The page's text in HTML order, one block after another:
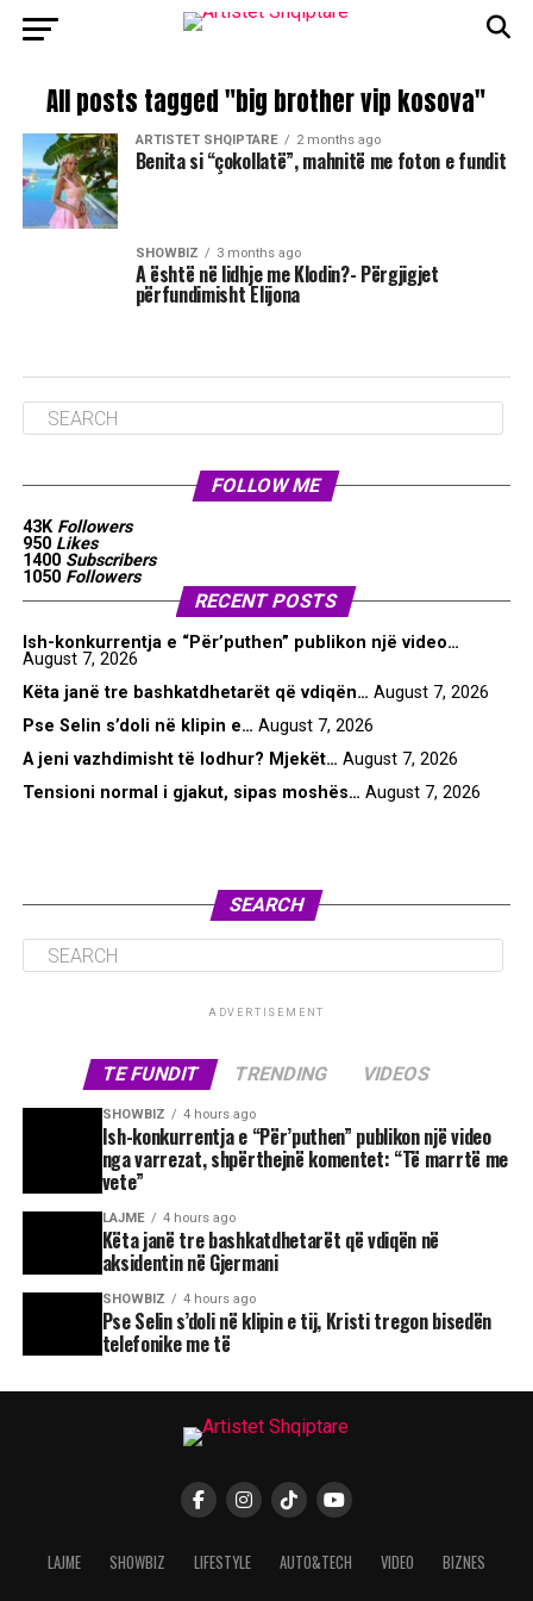
All posts tagged "big brother vip kosova"
ARTISTET SHQIPTARE 2 months ago
Benita si “çokollatë”, mahnitë me foton e fundit
SHOWBIZ 3 months ago
A është në lidhje me Klodin?- Përgjigjet
përfundimisht Elijona
FOLLOW ME
43K Followers
950 Likes
1400 Subscribers
1050 Followers
RECENT POSTS
Ish-konkurrentja e “Për’puthen” publikon një video…
August 7, 2026
Këta janë tre bashkatdhetarët që vdiqën… August 7, 2026
Pse Selin s’doli në klipin e… August 7, 2026
A jeni vazhdimisht të lodhur? Mjekët… August 7, 2026
Tensioni normal i gjakut, sipas moshës… August 7, 2026
SEARCH
ADVERTISEMENT
TE FUNDIT TRENDING VIDEOS
SHOWBIZ 4 hours ago
Ish-konkurrentja e “Për’puthen” publikon një video
nga varrezat, shpërthejnë komentet: “Të marrtë me
vete”
LAJME 4 hours ago
Këta janë tre bashkatdhetarët që vdiqën në
aksidentin në Gjermani
SHOWBIZ 4 hours ago
Pse Selin s’doli në klipin e tij, Kristi tregon bisedën
telefonike me të
LAJME SHOWBIZ LIFESTYLE AUTO&TECH VIDEO BIZNES